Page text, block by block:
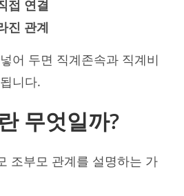
접 연결
진 관계
어 두면 직계존속과 직계비
니다.
무엇일까?